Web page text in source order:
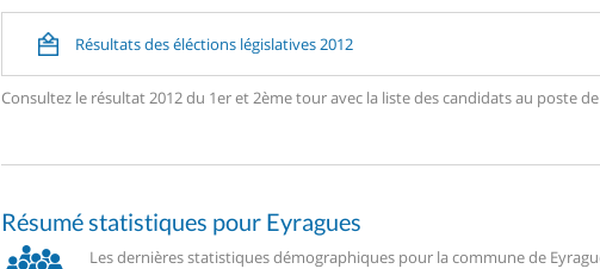
Résultats des éléctions législatives 2012
Consultez le résultat 2012 du 1er et 2ème tour avec la liste des candidats au poste
Résumé statistiques pour Eyragues
Les dernières statistiques démographiques pour la commune de